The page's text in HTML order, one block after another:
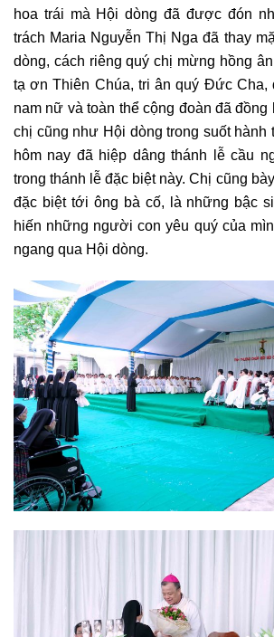
hoa trái mà Hội dòng đã được đón
trách Maria Nguyễn Thị Nga đã thay
dòng, cách riêng quý chị mừng hồng
tạ ơn Thiên Chúa, tri ân quý Đức Cha,
nam nữ và toàn thể cộng đoàn đã đồng
chị cũng như Hội dòng trong suốt hành
hôm nay đã hiệp dâng thánh lễ cầu
trong thánh lễ đặc biệt này. Chị cũng
đặc biệt tới ông bà cố, là những bậc
hiến những người con yêu quý của
ngang qua Hội dòng.